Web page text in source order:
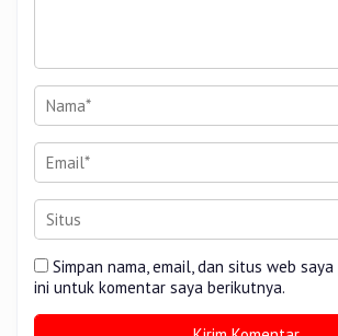
Simpan nama, email, dan situs web
ini untuk komentar saya berikutnya.